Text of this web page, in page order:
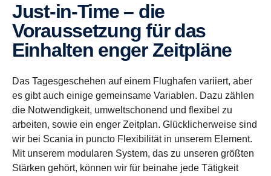
Just-in-Time – die
Voraussetzung für das
Einhalten enger Zeitpläne
Das Tagesgeschehen auf einem Flughafen variiert, aber
es gibt auch einige gemeinsame Variablen. Dazu zählen
die Notwendigkeit, umweltschonend und flexibel zu
arbeiten, sowie ein enger Zeitplan. Glücklicherweise sind
wir bei Scania in puncto Flexibilität in unserem Element.
Mit unserem modularen System, das zu unseren größten
Stärken gehört, können wir für beinahe jede Tätigkeit